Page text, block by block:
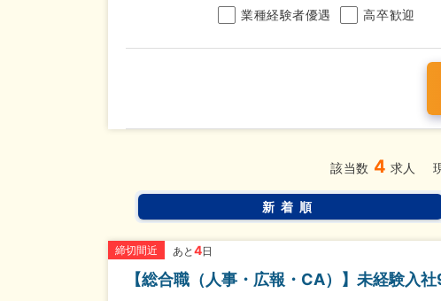
業種経験者優遇 高卒歓迎
年間休日120
土日面接OK 書類選考なし
該当数 4 求人
新着順
締切間近 あと 4日
【総合職（人事・広報・CA）】未経験入